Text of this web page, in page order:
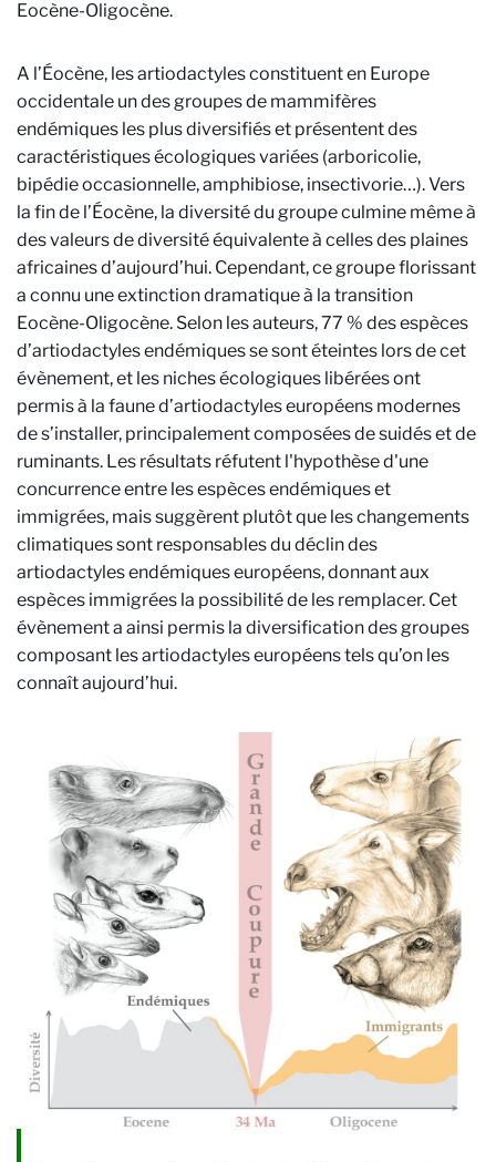
Eocène-Oligocène.
A l’Éocène, les artiodactyles constituent en Europe
occidentale un des groupes de mammifères
endémiques les plus diversifiés et présentent des
caractéristiques écologiques variées (arboricolie,
bipédie occasionnelle, amphibiose, insectivorie…). Vers
la fin de l’Éocène, la diversité du groupe culmine même à
des valeurs de diversité équivalente à celles des plaines
africaines d’aujourd’hui. Cependant, ce groupe florissant
a connu une extinction dramatique à la transition
Eocène-Oligocène. Selon les auteurs, 77 % des espèces
d’artiodactyles endémiques se sont éteintes lors de cet
évènement, et les niches écologiques libérées ont
permis à la faune d’artiodactyles européens modernes
de s’installer, principalement composées de suidés et de
ruminants. Les résultats réfutent l'hypothèse d'une
concurrence entre les espèces endémiques et
immigrées, mais suggèrent plutôt que les changements
climatiques sont responsables du déclin des
artiodactyles endémiques européens, donnant aux
espèces immigrées la possibilité de les remplacer. Cet
évènement a ainsi permis la diversification des groupes
composant les artiodactyles européens tels qu’on les
connaît aujourd’hui.